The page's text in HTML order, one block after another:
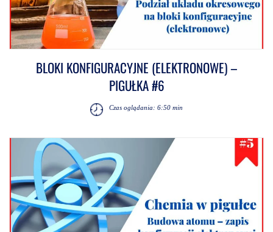
BLOKI KONFIGURACYJNE (ELEKTRONOWE) –
PIGUŁKA #6
Czas oglądania: 6:50 min